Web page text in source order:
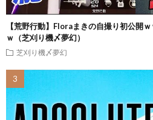
【荒野行動】Floraまきの自撮り初公開
ｗ（芝刈り機〆夢幻）
芝刈り機〆夢幻